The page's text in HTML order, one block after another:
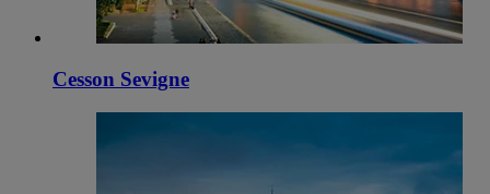
Cesson Sevigne